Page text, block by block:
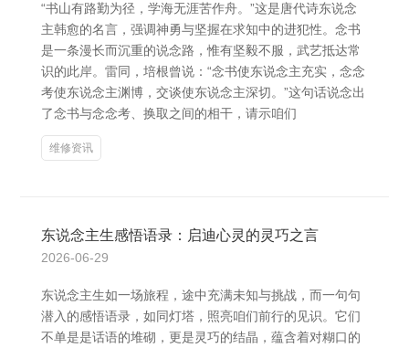
“书山有路勤为径，学海无涯苦作舟。”这是唐代诗东说念
主韩愈的名言，强调神勇与坚握在求知中的进犯性。念书
是一条漫长而沉重的说念路，惟有坚毅不服，武艺抵达常
识的此岸。雷同，培根曾说：“念书使东说念主充实，念念
考使东说念主渊博，交谈使东说念主深切。”这句话说念出
了念书与念念考、换取之间的相干，请示咱们
维修资讯
东说念主生感悟语录：启迪心灵的灵巧之言
2026-06-29
东说念主生如一场旅程，途中充满未知与挑战，而一句句
潜入的感悟语录，如同灯塔，照亮咱们前行的见识。它们
不单是是话语的堆砌，更是灵巧的结晶，蕴含着对糊口的